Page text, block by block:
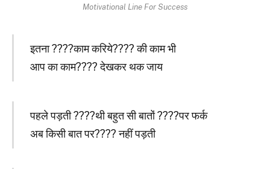
Motivational Line For Success
इतना ????काम करिये???? की काम भी
आप का काम???? देखकर थक जाय
पहले पड़ती ????थी बहुत सी बातों ????पर फर्क
अब किसी बात पर???? नहीं पड़ती